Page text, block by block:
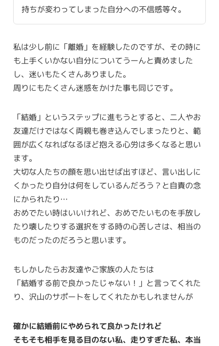
持ちが変わってしまった自分への不信感等々。
私は少し前に「離婚」を経験したのですが、その時に
も上手くいかない自分についてうーんと責めました
し、迷いもたくさんありました。
周りにもたくさん迷惑をかけた事も同じです。
「結婚」というステップに進もうとすると、二人やお
友達だけではなく両親も巻き込んでしまったりと、範
囲が広くなればなるほど抱える心労は多くなると思い
ます。
大切な人たちの顔を思い出せば出すほど、言い出しに
くかったり自分は何をしているんだろう？と自責の念
にかられたり…
おめでたい時はいいけれど、おめでたいものを手放し
たり壊したりする選択をする時の心苦しさは、相当の
ものだったのだろうと思います。
もしかしたらお友達やご家族の人たちは
「結婚する前で良かったじゃない！」と言ってくれた
り、沢山のサポートをしてくれたかもしれませんが
確かに結婚前にやめられて良かったけれど
そもそも相手を見る目のない私、走りすぎた私、本当